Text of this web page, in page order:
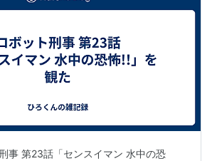
事 第23話「センスイマン 水中の恐